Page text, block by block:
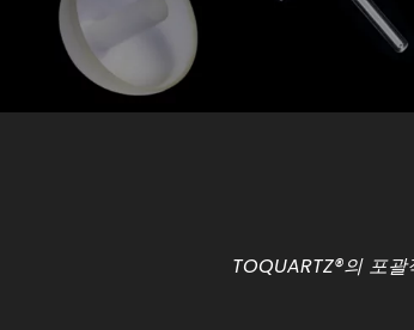
TOQUARTZ®의 포